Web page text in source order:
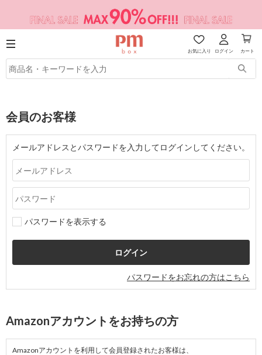
お気に入り ログイン カート
会員のお客様
メールアドレスとパスワードを入力してログインしてください。
パスワードを表示する
パスワードをお忘れの方はこちら
Amazonアカウントをお持ちの方
Amazonアカウントを利用して会員登録されたお客様は、